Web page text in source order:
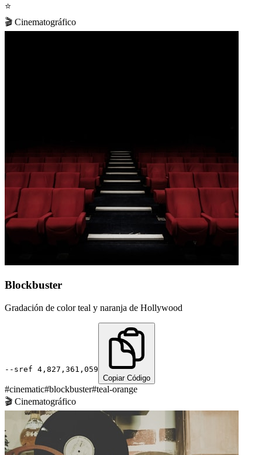
⭐
🎬 Cinematográfico
Blockbuster
Gradación de color teal y naranja de Hollywood
--sref 4,827,361,059
Copiar Código
#cinematic#blockbuster#teal-orange
🎬 Cinematográfico